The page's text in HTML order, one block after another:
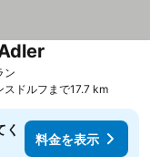
ン
ドルフまで17.7 km
く
料金を表示